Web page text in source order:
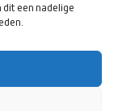
een nadelige